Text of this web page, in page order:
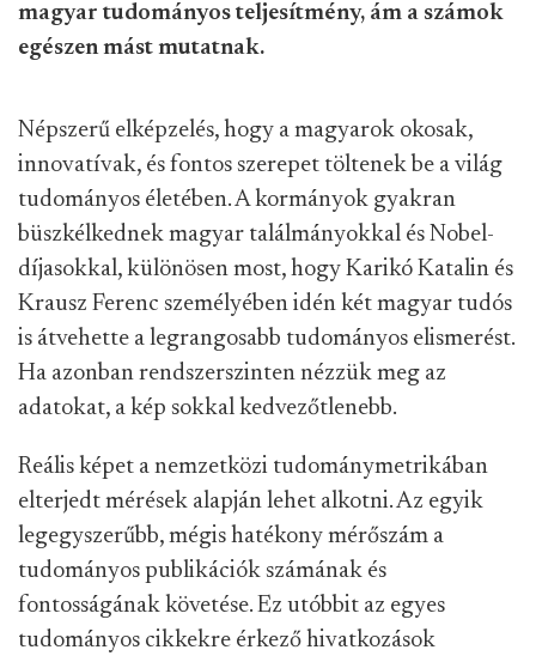
magyar tudományos teljesítmény, ám a számok
egészen mást mutatnak.
Népszerű elképzelés, hogy a magyarok okosak,
innovatívak, és fontos szerepet töltenek be a világ
tudományos életében. A kormányok gyakran
büszkélkednek magyar találmányokkal és Nobel-
díjasokkal, különösen most, hogy Karikó Katalin és
Krausz Ferenc személyében idén két magyar tudós
is átvehette a legrangosabb tudományos elismerést.
Ha azonban rendszerszinten nézzük meg az
adatokat, a kép sokkal kedvezőtlenebb.
Reális képet a nemzetközi tudománymetrikában
elterjedt mérések alapján lehet alkotni. Az egyik
legegyszerűbb, mégis hatékony mérőszám a
tudományos publikációk számának és
fontosságának követése. Ez utóbbit az egyes
tudományos cikkekre érkező hivatkozások